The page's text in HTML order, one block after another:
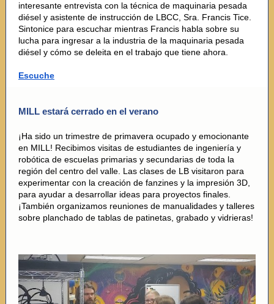
interesante entrevista con la técnica de maquinaria pesada
diésel y asistente de instrucción de LBCC, Sra. Francis Tice.
Sintonice para escuchar mientras Francis habla sobre su
lucha para ingresar a la industria de la maquinaria pesada
diésel y cómo se deleita en el trabajo que tiene ahora.
Escuche
MILL estará cerrado en el verano
¡Ha sido un trimestre de primavera ocupado y emocionante
en MILL! Recibimos visitas de estudiantes de ingeniería y
robótica de escuelas primarias y secundarias de toda la
región del centro del valle. Las clases de LB visitaron para
experimentar con la creación de fanzines y la impresión 3D,
para ayudar a desarrollar ideas para proyectos finales.
¡También organizamos reuniones de manualidades y talleres
sobre planchado de tablas de patinetas, grabado y vidrieras!